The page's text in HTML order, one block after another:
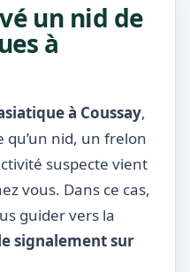
un nid de
à
à Coussay,
qu’un nid, un frelon
suspecte vient
vous. Dans ce cas,
guider vers la
signalement sur